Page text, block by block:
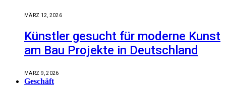
MÄRZ 12, 2026
Künstler gesucht für moderne Kunst
am Bau Projekte in Deutschland
MÄRZ 9, 2026
Geschäft